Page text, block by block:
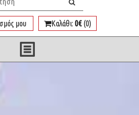
μου Καλάθι: 0€(0)